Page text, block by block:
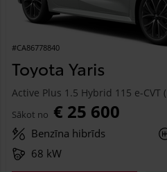
#CA86778840
Toyota Yaris
Active Plus 1.5 Hybrid 115 e-CVT
Sākot no € 25 600
Benzīna hibrīds
68 kW